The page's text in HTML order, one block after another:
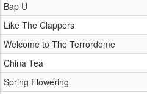
Bap U
Like The Clappers
Welcome to The Terrordome
China Tea
Spring Flowering